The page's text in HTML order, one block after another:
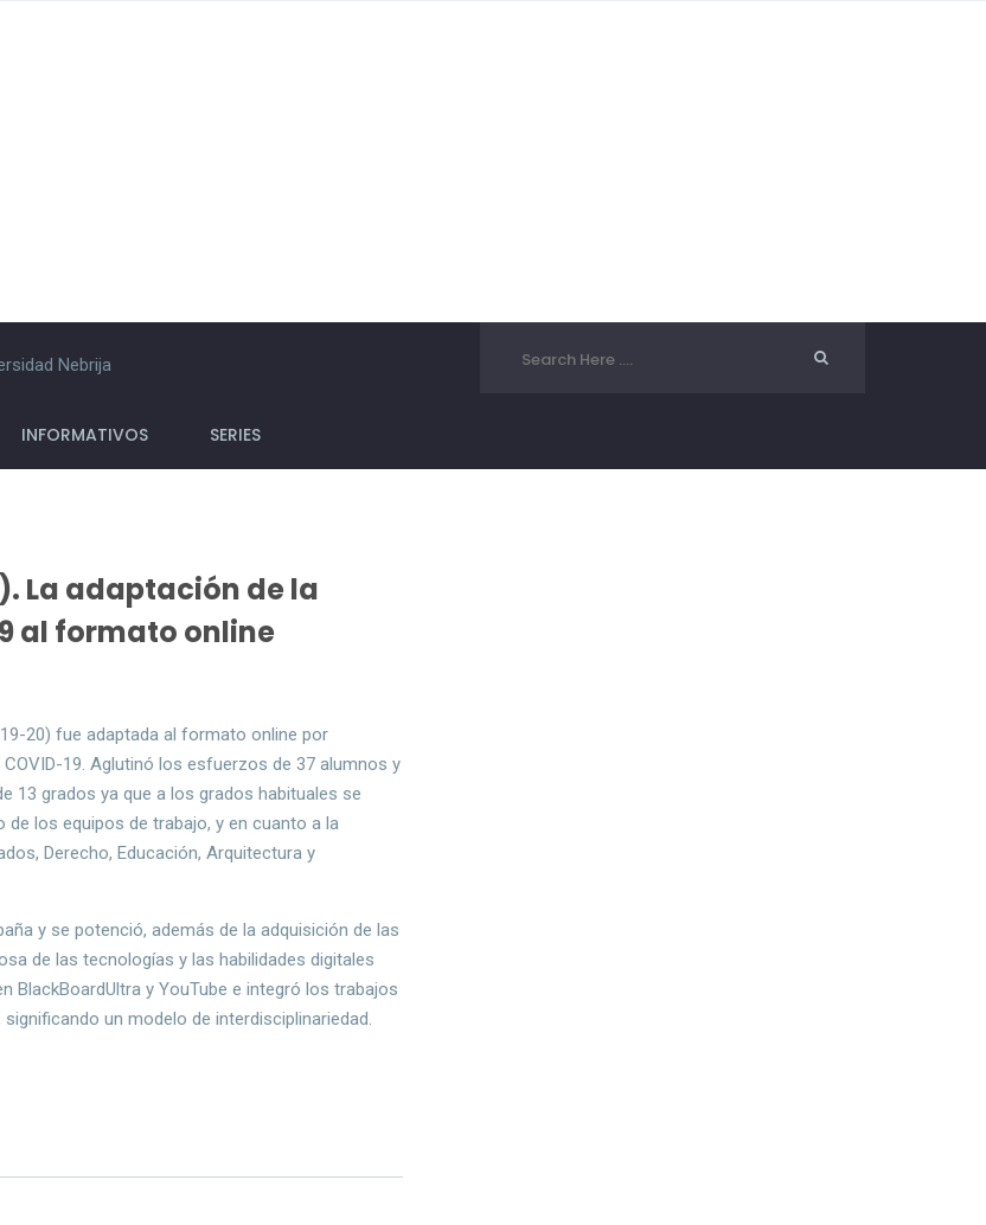
Nebrija
INFORMATIVOS SERIES
La adaptación de la
al formato online
20) fue adaptada al formato online por
19. Aglutinó los esfuerzos de 37 alumnos y
13 grados ya que a los grados habituales se
de los equipos de trabajo, y en cuanto a la
Derecho, Educación, Arquitectura y
y se potenció, además de la adquisición de las
de las tecnologías y las habilidades digitales
BlackBoardUltra y YouTube e integró los trabajos
un modelo de interdisciplinariedad.